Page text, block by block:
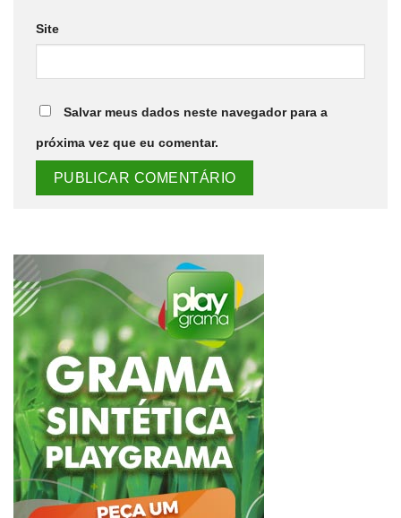
Site
Salvar meus dados neste navegador para a
próxima vez que eu comentar.